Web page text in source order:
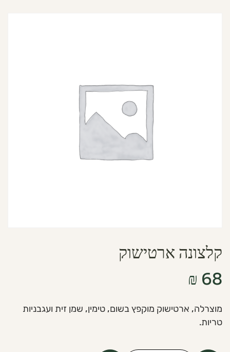
קלצונה ארטישוק
₪ 68
מוצרלה, ארטישוק מוקפץ בשום, טימין, שמן זית ועגבניות
טריות.